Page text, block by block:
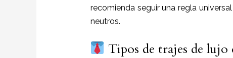
recomienda seguir una regla
neutros.
Tipos de trajes de lujo